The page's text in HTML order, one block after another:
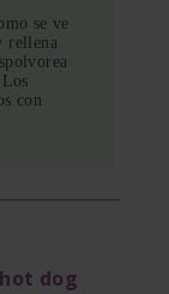
se ve
rellena
con
dog